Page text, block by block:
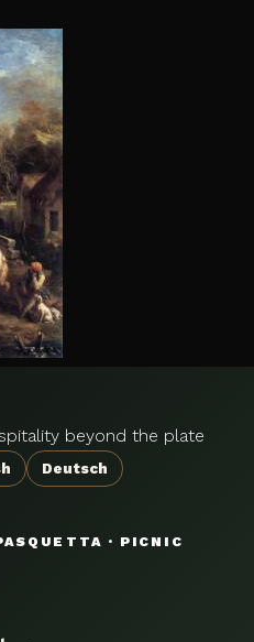
beyond the plate
Deutsch
· PICNIC